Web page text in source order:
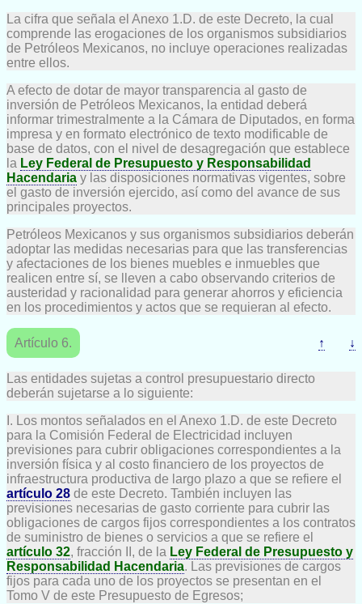
La cifra que señala el Anexo 1.D. de este Decreto, la cual
comprende las erogaciones de los organismos subsidiarios
de Petróleos Mexicanos, no incluye operaciones realizadas
entre ellos.
A efecto de dotar de mayor transparencia al gasto de
inversión de Petróleos Mexicanos, la entidad deberá
informar trimestralmente a la Cámara de Diputados, en forma
impresa y en formato electrónico de texto modificable de
base de datos, con el nivel de desagregación que establece
la Ley Federal de Presupuesto y Responsabilidad
Hacendaria y las disposiciones normativas vigentes, sobre
el gasto de inversión ejercido, así como del avance de sus
principales proyectos.
Petróleos Mexicanos y sus organismos subsidiarios deberán
adoptar las medidas necesarias para que las transferencias
y afectaciones de los bienes muebles e inmuebles que
realicen entre sí, se lleven a cabo observando criterios de
austeridad y racionalidad para generar ahorros y eficiencia
en los procedimientos y actos que se requieran al efecto.
Artículo 6. ↑ ↓
Las entidades sujetas a control presupuestario directo
deberán sujetarse a lo siguiente:
I. Los montos señalados en el Anexo 1.D. de este Decreto
para la Comisión Federal de Electricidad incluyen
previsiones para cubrir obligaciones correspondientes a la
inversión física y al costo financiero de los proyectos de
infraestructura productiva de largo plazo a que se refiere el
artículo 28 de este Decreto. También incluyen las
previsiones necesarias de gasto corriente para cubrir las
obligaciones de cargos fijos correspondientes a los contratos
de suministro de bienes o servicios a que se refiere el
artículo 32, fracción II, de la Ley Federal de Presupuesto y
Responsabilidad Hacendaria. Las previsiones de cargos
fijos para cada uno de los proyectos se presentan en el
Tomo V de este Presupuesto de Egresos;